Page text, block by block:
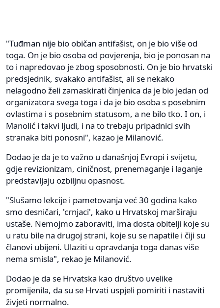
"Tuđman nije bio običan antifašist, on je bio više od
toga. On je bio osoba od povjerenja, bio je ponosan na
to i napredovao je zbog sposobnosti. On je bio hrvatski
predsjednik, svakako antifašist, ali se nekako
nelagodno želi zamaskirati činjenica da je bio jedan od
organizatora svega toga i da je bio osoba s posebnim
ovlastima i s posebnim statusom, a ne bilo tko. I on, i
Manolić i takvi ljudi, i na to trebaju pripadnici svih
stranaka biti ponosni", kazao je Milanović.
Dodao je da je to važno u današnjoj Evropi i svijetu,
gdje revizionizam, ciničnost, prenemaganje i laganje
predstavljaju ozbiljnu opasnost.
"Slušamo lekcije i pametovanja već 30 godina kako
smo desničari, 'crnjaci', kako u Hrvatskoj marširaju
ustaše. Nemojmo zaboraviti, ima dosta obitelji koje su
u ratu bile na drugoj strani, koje su se napatile i čiji su
članovi ubijeni. Ulaziti u opravdanja toga danas više
nema smisla", rekao je Milanović.
Dodao je da se Hrvatska kao društvo uvelike
promijenila, da su se Hrvati uspjeli pomiriti i nastaviti
živjeti normalno.